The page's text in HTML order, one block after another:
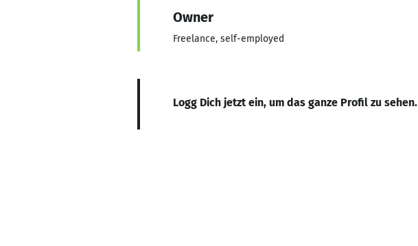
Owner
Freelance, self-employed
Logg Dich jetzt ein, um das ganze Profil zu sehen.